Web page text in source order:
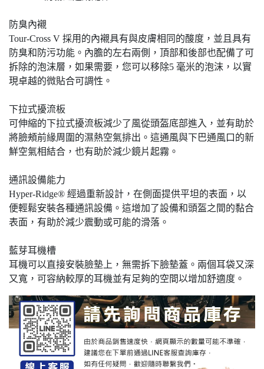
防臭內襯
Tour-Cross V 採用的內襯具有與皮膚相同的酸度，並且具有
防臭和防污功能。內膽的左右兩側，頂部和後部也配備了可
拆除的泡沫層，如果需要，您可以移除5 毫米的泡沫，以實
現卓越的微貼合可調性。
下拉式擾流板
可伸縮的下拉式擾流板減少了風從頭盔底部進入，並有助於
將臉頰前緣周圍的濕熱空氣排出。這通風與下巴通風口的新
鮮空氣相結合，也有助於減少鏡片起霧。
通訊設備能力
Hyper-Ridge® 經過重新設計，在側面提供平坦的表面，以
便輕鬆安裝各種通訊設備。這增加了設備和頭盔之間的黏合
表面，有助於減少震動或可能的滑落。
藍芽耳機槽
耳機可以直接安裝臉墊上，無需拆下臉墊蓋。兩個耳袋又深
又寬，可容納較厚的耳機並有足夠的空間以增加舒適度。